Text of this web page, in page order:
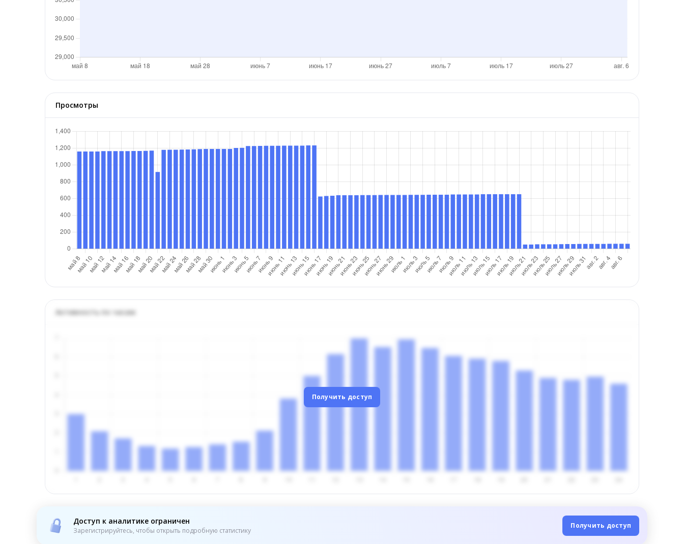
Просмотры
Активность по часам
Получить доступ
Доступ к аналитике ограничен
Зарегистрируйтесь, чтобы открыть подробную статистику
Получить доступ